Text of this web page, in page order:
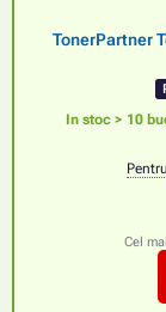
TonerPartner
In stoc > 10
Cel